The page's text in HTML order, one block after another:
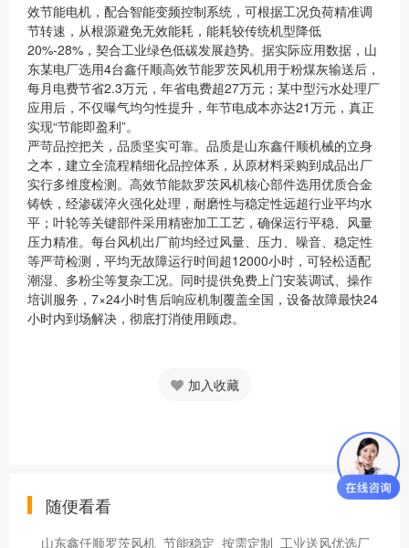
效节能电机，配合智能变频控制系统，可根据工况负荷精准调
节转速，从根源避免无效能耗，能耗较传统机型降低
20%-28%，契合工业绿色低碳发展趋势。据实际应用数据，山
东某电厂选用4台鑫仟顺高效节能罗茨风机用于粉煤灰输送后，
每月电费节省2.3万元，年省电费超27万元；某中型污水处理厂
应用后，不仅曝气均匀性提升，年节电成本亦达21万元，真正
实现“节能即盈利”。
严苛品控把关，品质坚实可靠。品质是山东鑫仟顺机械的立身
之本，建立全流程精细化品控体系，从原材料采购到成品出厂
实行多维度检测。高效节能款罗茨风机核心部件选用优质合金
铸铁，经渗碳淬火强化处理，耐磨性与稳定性远超行业平均水
平；叶轮等关键部件采用精密加工工艺，确保运行平稳、风量
压力精准。每台风机出厂前均经过风量、压力、噪音、稳定性
等严苛检测，平均无故障运行时间超12000小时，可轻松适配
潮湿、多粉尘等复杂工况。同时提供免费上门安装调试、操作
培训服务，7×24小时售后响应机制覆盖全国，设备故障最快24
小时内到场解决，彻底打消使用顾虑。
加入收藏
随便看看
山东鑫仟顺罗茨风机_节能稳定_按需定制_工业送风优选厂